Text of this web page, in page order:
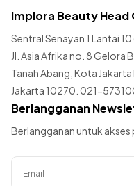
Implora Beauty Head
Sentral Senayan 1 Lantai
Jl. Asia Afrika no. 8 Gelora
Tanah Abang, Kota
Jakarta 10270. 021-
Berlangganan
Berlangganan untuk